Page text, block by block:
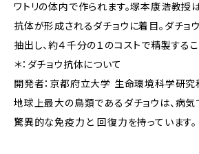
ワトリの体内で作られます。塚本康浩教授
抗体が形成されるダチョウに着目。ダチョ
抽出し、約４千分の１のコストで精製する
＊：ダチョウ抗体について
開発者：京都府立大学 生命環境科学研
地球上最大の鳥類であるダチョウは、病気
驚異的な免疫力と 回復力を持っています。